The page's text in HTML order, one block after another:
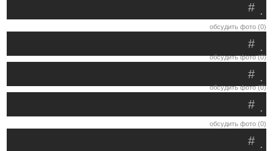
.
#
обсудить фото (0)
.
#
обсудить фото (0)
.
#
обсудить фото (0)
.
#
обсудить фото (0)
.
#